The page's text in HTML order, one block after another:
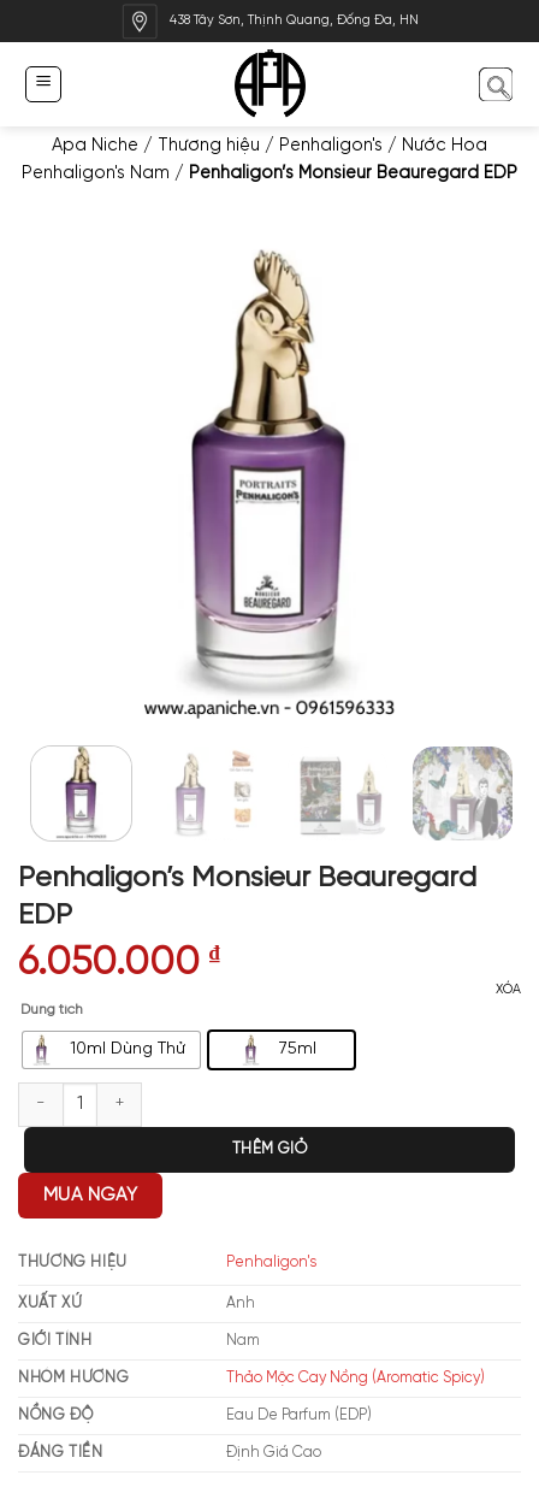
qua
dung
438 Tây Sơn, Thịnh Quang, Đống Đa, HN
Apa Niche / Thương hiệu / Penhaligon's / Nước Hoa
Penhaligon's Nam / Penhaligon’s Monsieur Beauregard EDP
Penhaligon’s Monsieur Beauregard
EDP
6.050.000 ₫
Dung tích
10ml Dùng Thử 75ml
XÓA
Penhaligon's Monsieur Beauregard EDP số lượng
THÊM GIỎ
MUA NGAY
THƯƠNG HIỆU Penhaligon's
XUẤT XỨ Anh
GIỚI TÍNH Nam
NHÓM HƯƠNG Thảo Mộc Cay Nồng (Aromatic Spicy)
NỒNG ĐỘ Eau De Parfum (EDP)
ĐÁNG TIỀN Định Giá Cao